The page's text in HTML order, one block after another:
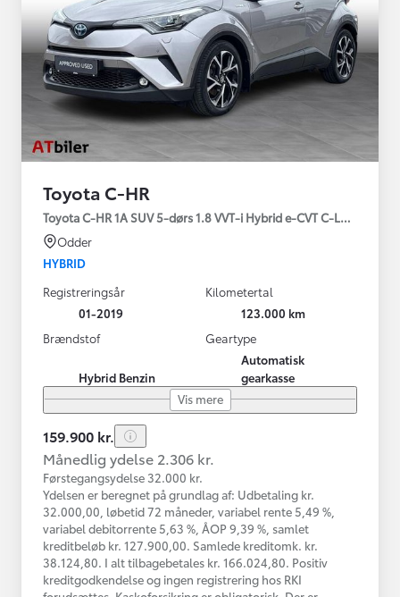
Toyota C-HR
Toyota C-HR 1A SUV 5-dørs 1.8 VVT-i Hybrid e-CVT C-LUB -
Odder
HYBRID
Registreringsår
01-2019
Kilometertal
123.000 km
Brændstof
Hybrid Benzin
Geartype
Automatisk
gearkasse
Vis mere
159.900 kr.
Månedlig ydelse 2.306 kr.
Førstegangsydelse 32.000 kr.
Ydelsen er beregnet på grundlag af: Udbetaling kr.
32.000,00, løbetid 72 måneder, variabel rente 5,49 %,
variabel debitorrente 5,63 %, ÅOP 9,39 %, samlet
kreditbeløb kr. 127.900,00. Samlede kreditomk. kr.
38.124,80. I alt tilbagebetales kr. 166.024,80. Positiv
kreditgodkendelse og ingen registrering hos RKI